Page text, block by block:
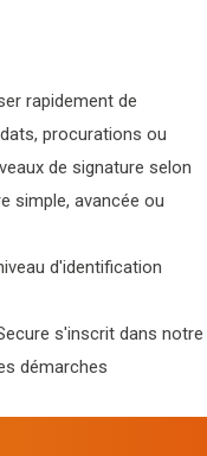
rapidement de
procurations ou
de signature selon
simple, avancée ou
d'identification
s'inscrit dans notre
démarches